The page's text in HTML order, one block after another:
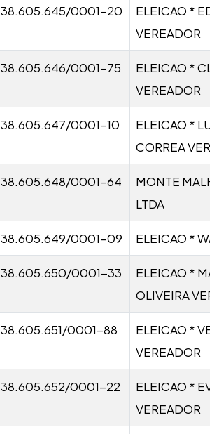
38.605.645/0001-20
ELEICAO *
VEREADOR
38.605.646/0001-75
ELEICAO *
VEREADOR
38.605.647/0001-10
ELEICAO *
CORREA
38.605.648/0001-64
MONTE
LTDA
38.605.649/0001-09 ELEICAO *
38.605.650/0001-33
ELEICAO *
OLIVEIRA
38.605.651/0001-88
ELEICAO *
VEREADOR
38.605.652/0001-22
ELEICAO *
VEREADOR